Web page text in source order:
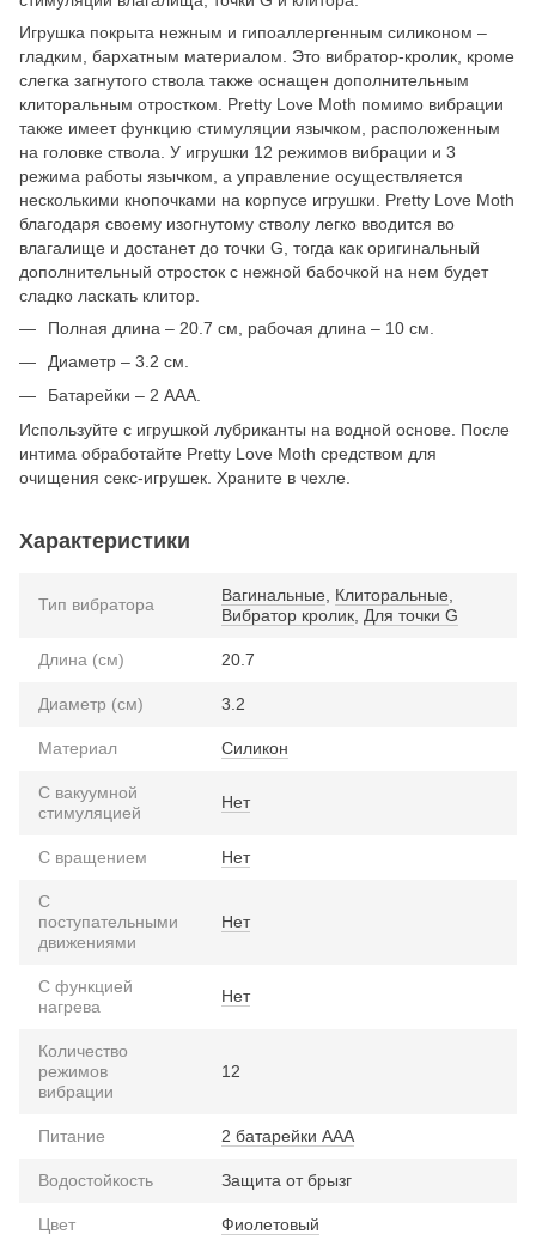
Игрушка покрыта нежным и гипоаллергенным силиконом –
гладким, бархатным материалом. Это вибратор-кролик, кроме
слегка загнутого ствола также оснащен дополнительным
клиторальным отростком. Pretty Love Moth помимо вибрации
также имеет функцию стимуляции язычком, расположенным
на головке ствола. У игрушки 12 режимов вибрации и 3
режима работы язычком, а управление осуществляется
несколькими кнопочками на корпусе игрушки. Pretty Love Moth
благодаря своему изогнутому стволу легко вводится во
влагалище и достанет до точки G, тогда как оригинальный
дополнительный отросток с нежной бабочкой на нем будет
сладко ласкать клитор.
Полная длина – 20.7 см, рабочая длина – 10 см.
Диаметр – 3.2 см.
Батарейки – 2 ААА.
Используйте с игрушкой лубриканты на водной основе. После
интима обработайте Pretty Love Moth средством для
очищения секс-игрушек. Храните в чехле.
Характеристики
Тип вибратора Вагинальные Клиторальные
Вибратор кролик Для точки G
Длина (см) 20.7
Диаметр (см) 3.2
Материал Силикон
С вакуумной
стимуляцией
Нет
С вращением Нет
С
поступательными
движениями
Нет
С функцией
нагрева
Нет
Количество
режимов
вибрации
12
Питание 2 батарейки ААА
Водостойкость Защита от брызг
Цвет Фиолетовый